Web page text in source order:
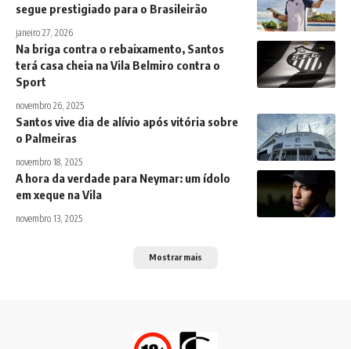
segue prestigiado para o Brasileirão
janeiro 27, 2026
Na briga contra o rebaixamento, Santos
terá casa cheia na Vila Belmiro contra o
Sport
novembro 26, 2025
Santos vive dia de alívio após vitória sobre
o Palmeiras
novembro 18, 2025
A hora da verdade para Neymar: um ídolo
em xeque na Vila
novembro 13, 2025
Mostrar mais